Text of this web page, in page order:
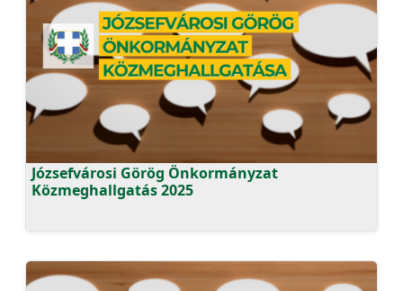
Józsefvárosi Görög Önkormányzat
Közmeghallgatás 2025